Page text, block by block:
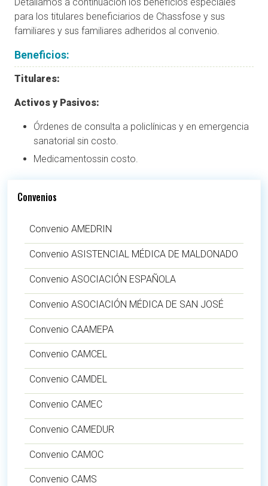
para los titulares beneficiarios de Chassfose y sus
familiares y sus familiares adheridos al convenio.
Beneficios:
Titulares:
Activos y Pasivos:
Órdenes de consulta a policlínicas y en emergencia
sanatorial sin costo.
Medicamentossin costo.
Convenios
Convenio AMEDRIN
Convenio ASISTENCIAL MÉDICA DE MALDONADO
Convenio ASOCIACIÓN ESPAÑOLA
Convenio ASOCIACIÓN MÉDICA DE SAN JOSÉ
Convenio CAAMEPA
Convenio CAMCEL
Convenio CAMDEL
Convenio CAMEC
Convenio CAMEDUR
Convenio CAMOC
Convenio CAMS